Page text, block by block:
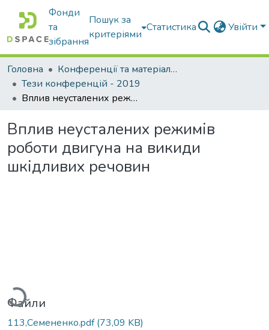
Фонди
та
зібрання
Пошук за
критеріями
Статистика Увійти
Головна
Конференції та матеріали конференцій
Тези конференцій - 2019
Вплив неусталених режимів роботи двигуна на викиди шкідливих речовин
Вплив неусталених режимів
роботи двигуна на викиди
шкідливих речовин
Файли
113,Семененко.pdf(73,09 KB)